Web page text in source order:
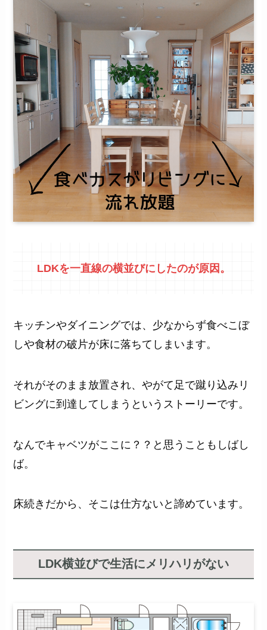
LDKを一直線の横並びにしたのが原因。
キッチンやダイニングでは、少なからず食べこぼ
しや食材の破片が床に落ちてしまいます。
それがそのまま放置され、やがて足で蹴り込みリ
ビングに到達してしまうというストーリーです。
なんでキャベツがここに？？と思うこともしばし
ば。
床続きだから、そこは仕方ないと諦めています。
LDK横並びで生活にメリハリがない